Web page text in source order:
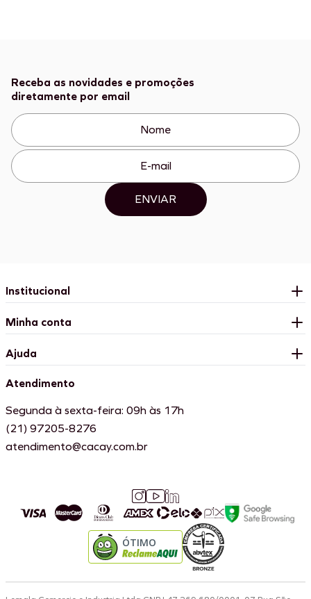
Receba as novidades e promoções
diretamente por email
ENVIAR
Institucional
Minha conta
Ajuda
Atendimento
Segunda à sexta-feira: 09h às 17h
(21) 97205-8276
atendimento@cacay.com.br
ÓTIMO